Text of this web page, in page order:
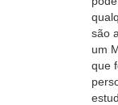
são
um
que